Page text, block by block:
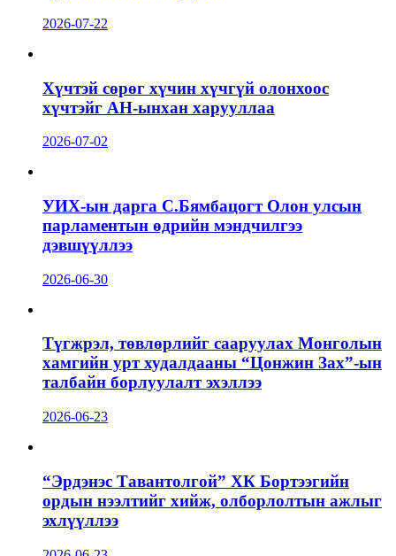
2026-07-22
Хүчтэй сөрөг хүчин хүчгүй олонхоос
хүчтэйг АН-ынхан харууллаа
2026-07-02
УИХ-ын дарга С.Бямбацогт Олон улсын
парламентын өдрийн мэндчилгээ
дэвшүүллээ
2026-06-30
Түгжрэл, төвлөрлийг сааруулах Монголын
хамгийн урт худалдааны “Цонжин Зах”-ын
талбайн борлуулалт эхэллээ
2026-06-23
“Эрдэнэс Тавантолгой” ХК Бортээгийн
ордын нээлтийг хийж, олборлолтын ажлыг
эхлүүллээ